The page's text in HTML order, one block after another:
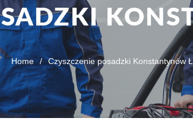
Home / Czyszczenie posadzki Konstantynów